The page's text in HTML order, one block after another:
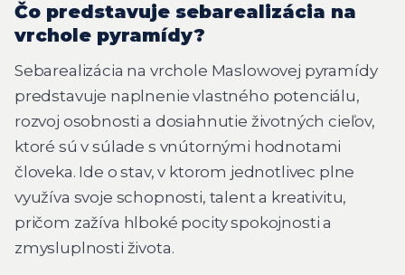
Čo predstavuje sebarealizácia na
vrchole pyramídy?
Sebarealizácia na vrchole Maslowovej pyramídy
predstavuje naplnenie vlastného potenciálu,
rozvoj osobnosti a dosiahnutie životných cieľov,
ktoré sú v súlade s vnútornými hodnotami
človeka. Ide o stav, v ktorom jednotlivec plne
využíva svoje schopnosti, talent a kreativitu,
pričom zažíva hlboké pocity spokojnosti a
zmysluplnosti života.